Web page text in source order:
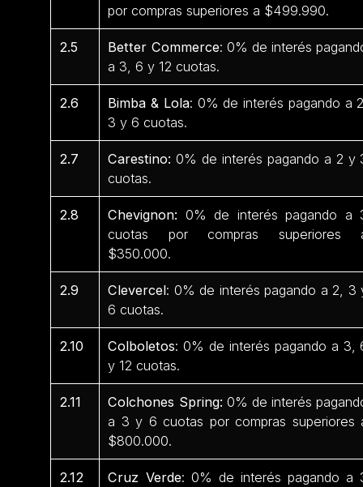
por compras superiores a $499.990.
2.5 Better Commerce: 0% de interés
a 3, 6 y 12 cuotas.
2.6 Bimba & Lola: 0% de interés pagando a
3 y 6 cuotas.
2.7 Carestino: 0% de interés pagando a 2 y
cuotas.
2.8 Chevignon: 0% de interés pagando a
cuotas por compras superiores
$350.000.
2.9 Clevercel: 0% de interés pagando a 2, 3
6 cuotas.
2.10 Colboletos: 0% de interés pagando a 3,
y 12 cuotas.
2.11 Colchones Spring: 0% de interés
a 3 y 6 cuotas por compras superiores
$800.000.
2.12 Cruz Verde: 0% de interés pagando a